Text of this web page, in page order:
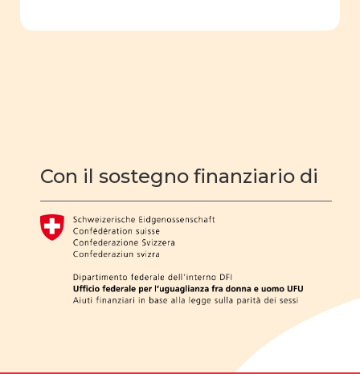
Costituzione
Cifre della parità
Analisi statistica
scuola
dell'obbligo
fatti e opinioni
Con il sostegno finanziario di